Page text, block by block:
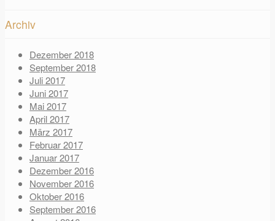
Archiv
Dezember 2018
September 2018
Juli 2017
Juni 2017
Mai 2017
April 2017
März 2017
Februar 2017
Januar 2017
Dezember 2016
November 2016
Oktober 2016
September 2016